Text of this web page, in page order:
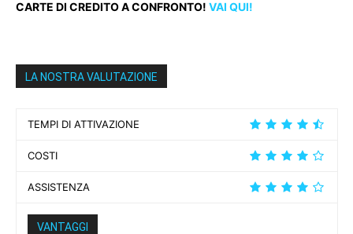
CARTE DI CREDITO A CONFRONTO! VAI QUI!
LA NOSTRA VALUTAZIONE
TEMPI DI ATTIVAZIONE
COSTI
ASSISTENZA
VANTAGGI